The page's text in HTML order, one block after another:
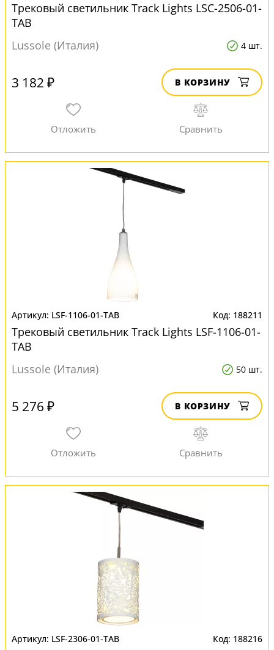
Трековый светильник Track Lights LSC-2506-01-
TAB
Lussole (Италия)
4 шт.
3 182 ₽ В КОРЗИНУ
LSF-1106-01-TAB 188211
Трековый светильник Track Lights LSF-1106-01-
TAB
Lussole (Италия)
50 шт.
5 276 ₽ В КОРЗИНУ
LSF-2306-01-TAB 188216